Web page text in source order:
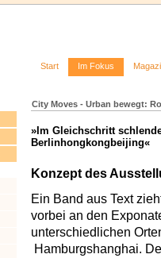
Start Im Fokus
City Moves - Urban bewegt:
»Im Gleichschritt
Berlinhongkongbeijing«
Konzept des
Ein Band aus Text
vorbei an den
unterschiedlichen
Hamburgshanghai.